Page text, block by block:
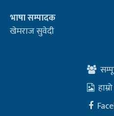
भाषा सम्पादक
खेमराज सुवेदी